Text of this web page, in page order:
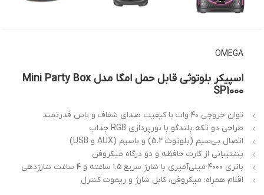
OMEGA
اسپیکر بلوتوثی قابل حمل امگا مدل Mini Party Box
SP1000
توان خروجی ۴۰ وات با کیفیت صدای شفاف و باس قدرتمند
طراحی دو تکه بلندگو با نورپردازی RGB جذاب
اتصال بی‌سیم (بلوتوث 5.2) و باسیم (AUX و USB)
پشتیبانی از کارت حافظه و دو درگاه میکروفن
باتری ۴۰۰۰ میلی‌آمپری با شارژ سریع ۱.۵ ساعته و ۴ ساعت شارژدهی
اقلام همراه: میکروفن، کابل شارژ و ریموت کنترل